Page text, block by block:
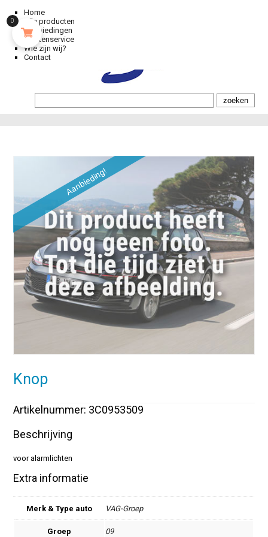
Home
Alle producten
Aanbiedingen
Klantenservice
Wie zijn wij?
Contact
Aanbieding!
Knop
Artikelnummer: 3C0953509
Beschrijving
voor alarmlichten
Extra informatie
Merk & Type auto VAG-Groep
Groep 09
0